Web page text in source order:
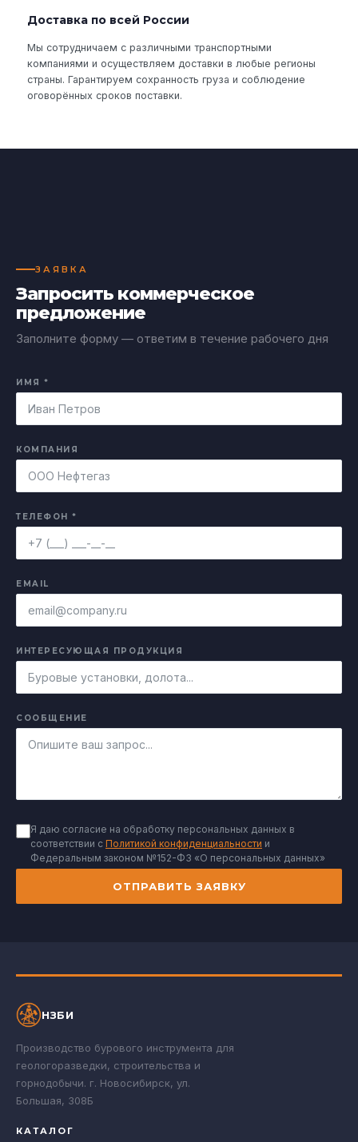
Доставка по всей России
Мы сотрудничаем с различными транспортными
компаниями и осуществляем доставки в любые регионы
страны. Гарантируем сохранность груза и соблюдение
оговорённых сроков поставки.
ЗАЯВКА
Запросить коммерческое
предложение
Заполните форму — ответим в течение рабочего дня
ИМЯ *
КОМПАНИЯ
ТЕЛЕФОН *
EMAIL
ИНТЕРЕСУЮЩАЯ ПРОДУКЦИЯ
СООБЩЕНИЕ
Я даю согласие на обработку персональных данных в
соответствии с Политикой конфиденциальности и
Федеральным законом №152-ФЗ «О персональных данных»
ОТПРАВИТЬ ЗАЯВКУ
НЗБИ
Производство бурового инструмента для
геологоразведки, строительства и
горнодобычи. г. Новосибирск, ул.
Большая, 308Б
КАТАЛОГ